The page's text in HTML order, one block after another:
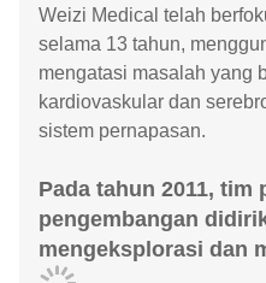
Weizi Medical telah
selama 13 tahun,
mengatasi masalah yang
kardiovaskular dan
sistem pernapasan.
Pada tahun 2011, tim
pengembangan
mengeksplorasi dan